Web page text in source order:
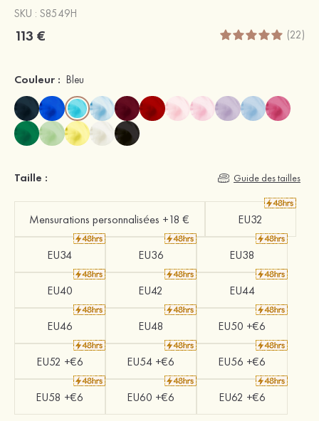
SKU : S8549H
113 € (22)
Couleur : Bleu
Taille : Guide des tailles
Mensurations personnalisées +18 € EU32
EU34 EU36 EU38
EU40 EU42 EU44
EU46 EU48 EU50 +€6
EU52 +€6 EU54 +€6 EU56 +€6
EU58 +€6 EU60 +€6 EU62 +€6